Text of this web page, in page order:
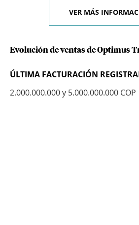
VER MÁS
Evolución de ventas de Optimus
ÚLTIMA FACTURACIÓN
2.000.000.000 y 5.000.000.000 COP